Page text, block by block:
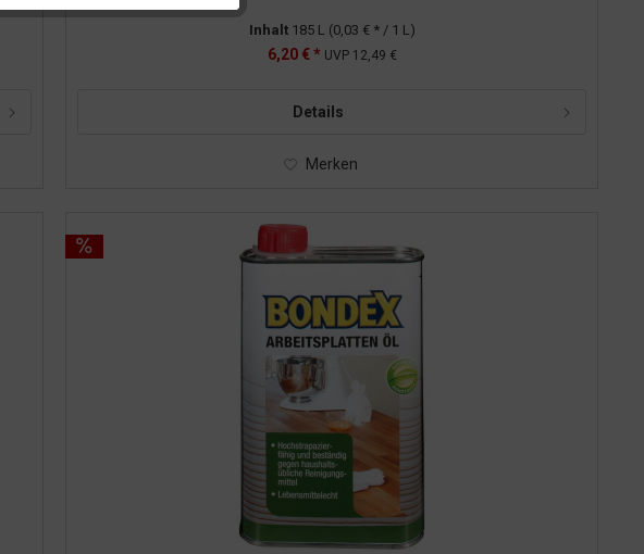
Inhalt 185 L (0,03 € * / 1 L)
6,20 € * UVP 12,49 €
Details
Merken